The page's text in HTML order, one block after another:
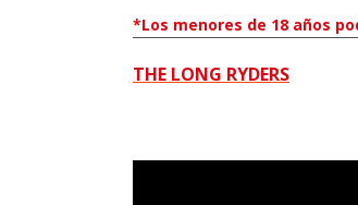
*Los menores de 18 años
THE LONG RYDERS